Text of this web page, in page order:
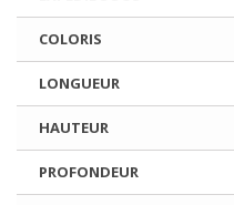
COLORIS
LONGUEUR
HAUTEUR
PROFONDEUR